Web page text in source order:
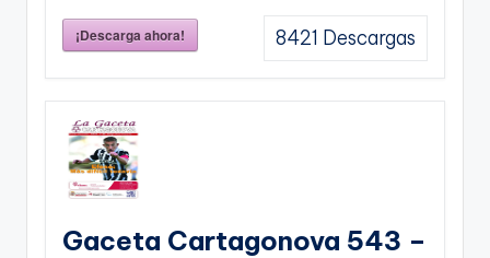
¡Descarga ahora! 8421 Descargas
Gaceta Cartagonova 543 –